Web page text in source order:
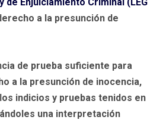
a la presunción de
de prueba suficiente para
a la presunción de inocencia,
indicios y pruebas tenidos en
una interpretación